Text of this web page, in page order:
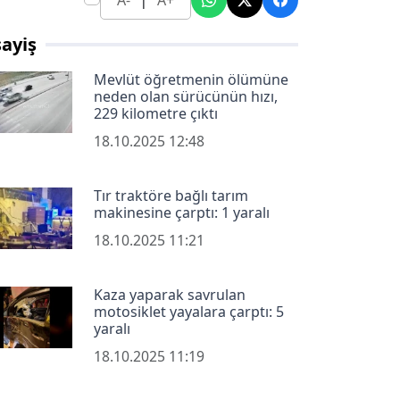
Mevlüt öğretmenin ölümüne
neden olan sürücünün hızı,
229 kilometre çıktı
18.10.2025 12:48
Tır traktöre bağlı tarım
makinesine çarptı: 1 yaralı
18.10.2025 11:21
Kaza yaparak savrulan
motosiklet yayalara çarptı: 5
yaralı
18.10.2025 11:19